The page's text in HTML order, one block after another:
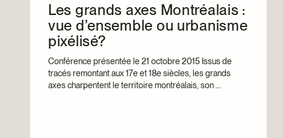
Les grands axes Montréalais :
vue d’ensemble ou urbanisme
pixélisé?
Conférence présentée le 21 octobre 2015 Issus de
tracés remontant aux 17e et 18e siècles, les grands
axes charpentent le territoire montréalais, son ...